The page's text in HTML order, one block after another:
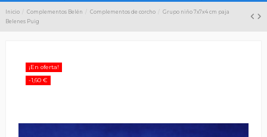
Inicio Complementos Belén Complementos de corcho
Grupo niño 7x7x4 cm paja
Belenes Puig
¡En oferta!
-1,60 €